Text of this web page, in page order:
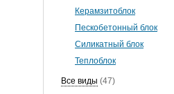
Керамзитоблок
Пескобетонный блок
Силикатный блок
Теплоблок
Все виды (47)